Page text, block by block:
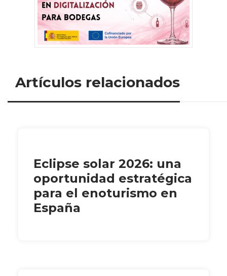
Artículos relacionados
Eclipse solar 2026: una
oportunidad estratégica
para el enoturismo en
España